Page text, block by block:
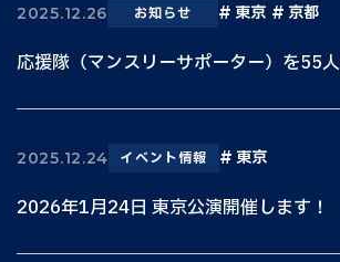
2025.12.26 お知らせ 東京 京都
応援隊（マンスリーサポーター）を55
2025.12.24 イベント情報 東京
2026年1月24日 東京公演開催します！